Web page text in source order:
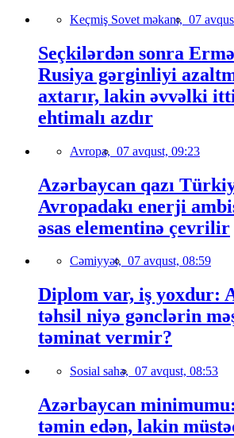
Keçmiş Sovet məkanı, 07
Seçkilərdən sonra
Rusiya gərginliyi
axtarır, lakin əvvəlki
ehtimalı azdır
Avropa, 07 avqust, 09:23
Azərbaycan qazı
Avropadakı enerji
əsas elementinə çevrilir
Cəmiyyət, 07 avqust, 08:59
Diplom var, iş yoxdur:
təhsil niyə gənclərin
təminat vermir?
Sosial sahə, 07 avqust, 08:53
Azərbaycan minimumu:
təmin edən, lakin